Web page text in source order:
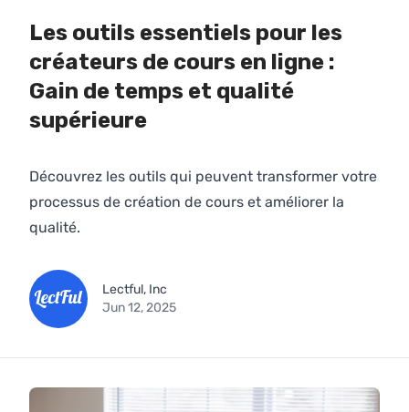
Les outils essentiels pour les
créateurs de cours en ligne :
Gain de temps et qualité
supérieure
Découvrez les outils qui peuvent transformer votre
processus de création de cours et améliorer la
qualité.
Lectful, Inc
Jun 12, 2025